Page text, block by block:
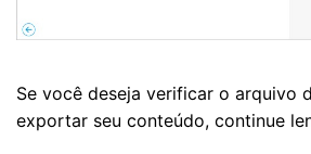
Se você deseja verificar o arquivo
exportar seu conteúdo, continue